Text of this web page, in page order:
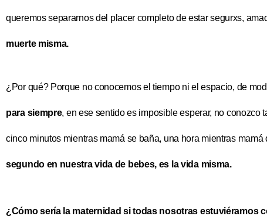
queremos separarnosdel placer completo de estar segurxs,
muerte misma.
¿Por qué? Porque no conocemos el tiempo ni el espacio, de
para siempre, en ese sentido es imposible esperar, no conozco
cinco minutos mientras mamá se baña, una hora mientras
segundo en nuestra vida de bebes, es la vida misma.
¿Cómo sería la maternidad si todas nosotras estuviéramos